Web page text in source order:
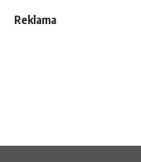
Reklama